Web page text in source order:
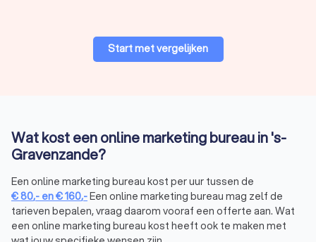
Start met vergelijken
Wat kost een online marketing bureau in 's-
Gravenzande?
Een online marketing bureau kost per uur tussen de
€80,- en€160,-Een online marketing bureau mag zelf de
tarieven bepalen, vraag daarom vooraf een offerte aan. Wat
een online marketing bureau kost heeft ook te maken met